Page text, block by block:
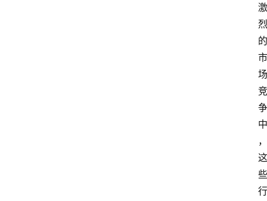
激
烈
的
市
场
竞
争
中
，
这
些
行